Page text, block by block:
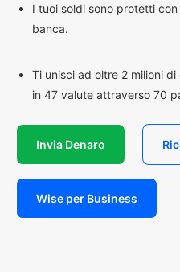
I tuoi soldi sono protetti
banca.
Ti unisci ad oltre 2 milioni
in 47 valute attraverso 70
Invia Denaro
Wise per Business